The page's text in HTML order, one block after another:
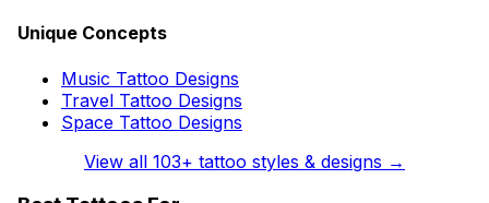
Unique Concepts
Music Tattoo Designs
Travel Tattoo Designs
Space Tattoo Designs
View all 103+ tattoo styles & designs →